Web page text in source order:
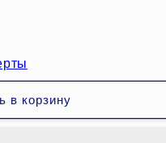
в корзину